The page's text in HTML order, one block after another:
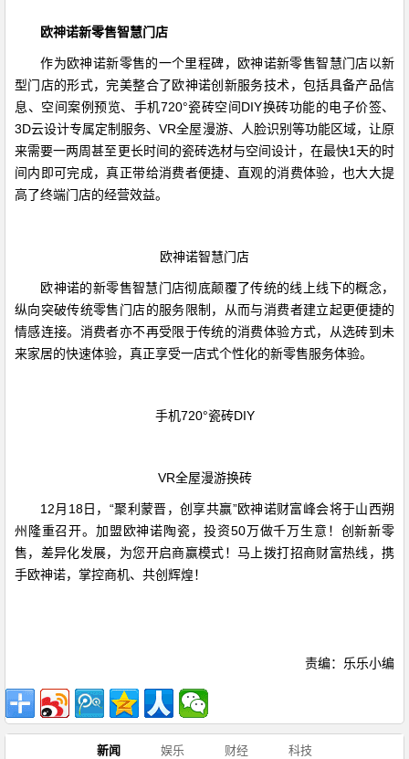
欧神诺新零售智慧门店
作为欧神诺新零售的一个里程碑，欧神诺新零售智慧门店以新
型门店的形式，完美整合了欧神诺创新服务技术，包括具备产品信
息、空间案例预览、手机720°瓷砖空间DIY换砖功能的电子价签、
3D云设计专属定制服务、VR全屋漫游、人脸识别等功能区域，让原
来需要一两周甚至更长时间的瓷砖选材与空间设计，在最快1天的时
间内即可完成，真正带给消费者便捷、直观的消费体验，也大大提
高了终端门店的经营效益。
欧神诺智慧门店
欧神诺的新零售智慧门店彻底颠覆了传统的线上线下的概念，
纵向突破传统零售门店的服务限制，从而与消费者建立起更便捷的
情感连接。消费者亦不再受限于传统的消费体验方式，从选砖到未
来家居的快速体验，真正享受一店式个性化的新零售服务体验。
手机720°瓷砖DIY
VR全屋漫游换砖
12月18日，“聚利蒙晋，创享共赢”欧神诺财富峰会将于山西朔
州隆重召开。加盟欧神诺陶瓷，投资50万做千万生意！创新新零
售，差异化发展，为您开启商赢模式！马上拨打招商财富热线，携
手欧神诺，掌控商机、共创辉煌！
责编：乐乐小编
新闻 娱乐 财经 科技